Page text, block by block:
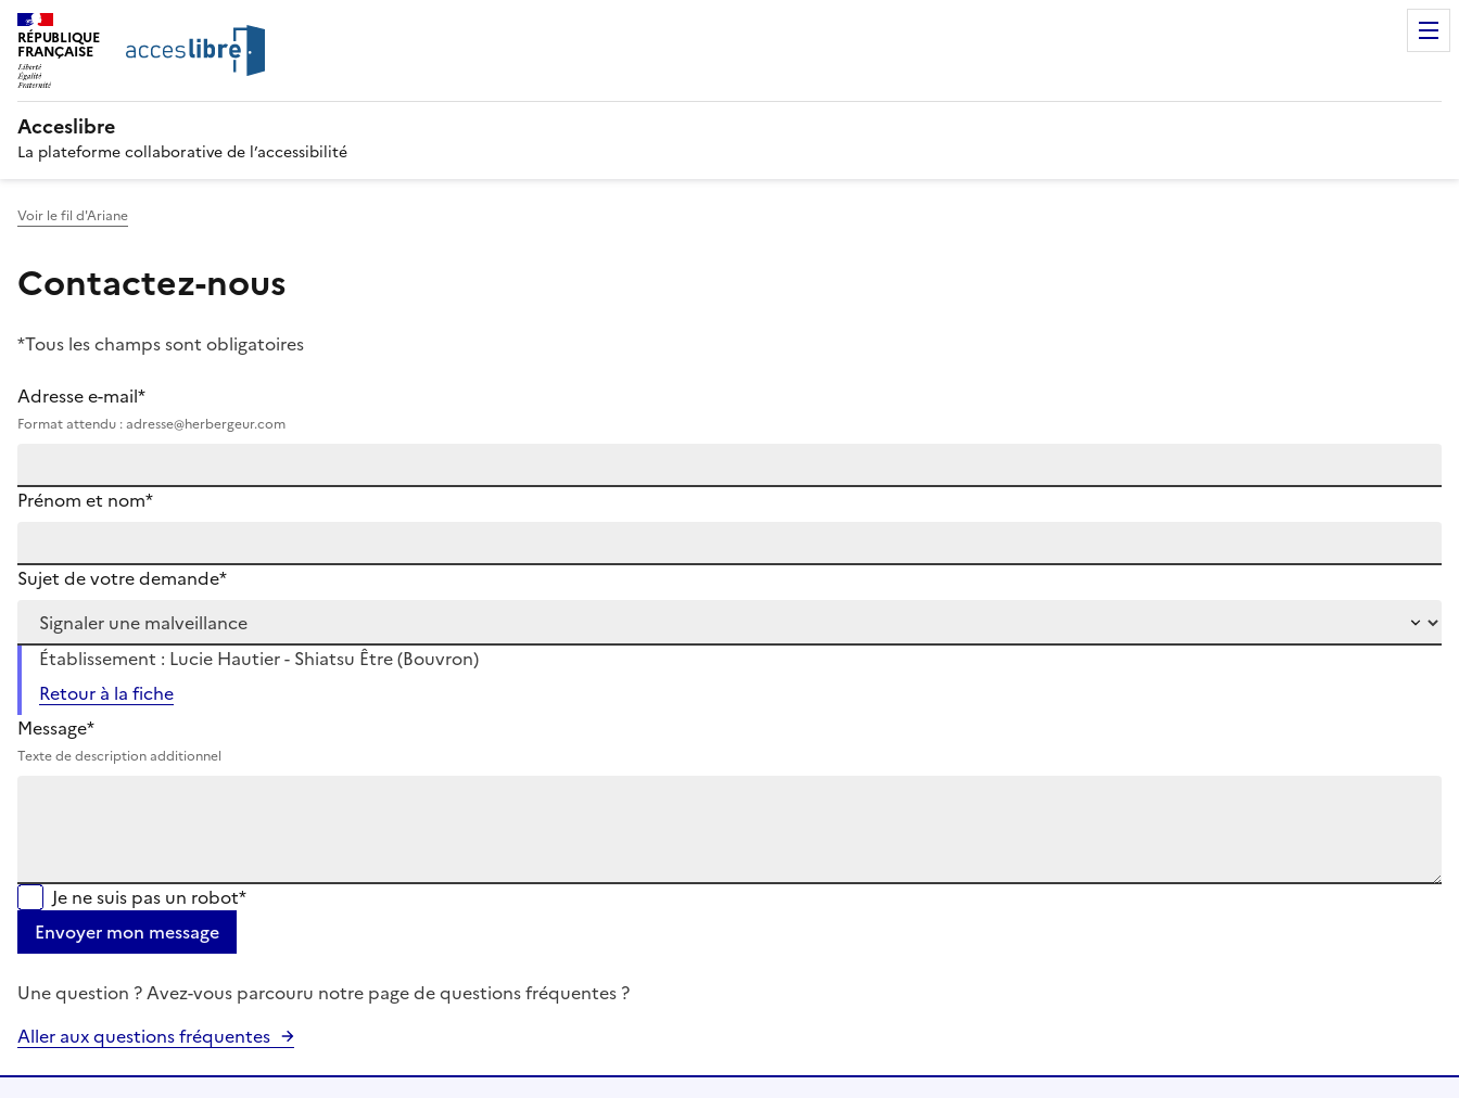
RÉPUBLIQUE
FRANÇAISE
Acceslibre
La plateforme collaborative de l’accessibilité
Voir le fil d'Ariane
Contactez-nous
*Tous les champs sont obligatoires
Adresse e-mail*
Format attendu : adresse@herbergeur.com
Prénom et nom*
Sujet de votre demande*
Établissement : Lucie Hautier - Shiatsu Être (Bouvron)
Retour à la fiche
Message*
Texte de description additionnel
Je ne suis pas un robot*
Envoyer mon message
Une question ? Avez-vous parcouru notre page de questions fréquentes ?
Aller aux questions fréquentes